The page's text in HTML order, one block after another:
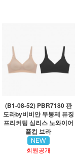
(B1-08-52) PBR7180 판
도라by비비안 무봉제 퓨징
프리커팅 심리스 노와이어
풀컵 브라
회원공개